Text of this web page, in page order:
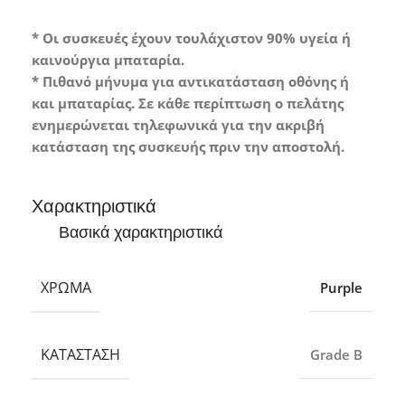
* Οι συσκευές έχουν τουλάχιστον 90% υγεία ή
καινούργια μπαταρία.
* Πιθανό μήνυμα για αντικατάσταση οθόνης ή
και μπαταρίας. Σε κάθε περίπτωση ο πελάτης
ενημερώνεται τηλεφωνικά για την ακριβή
κατάσταση της συσκευής πριν την αποστολή.
Χαρακτηριστικά
Βασικά χαρακτηριστικά
ΧΡΏΜΑ Purple
ΚΑΤΆΣΤΑΣΗ Grade B